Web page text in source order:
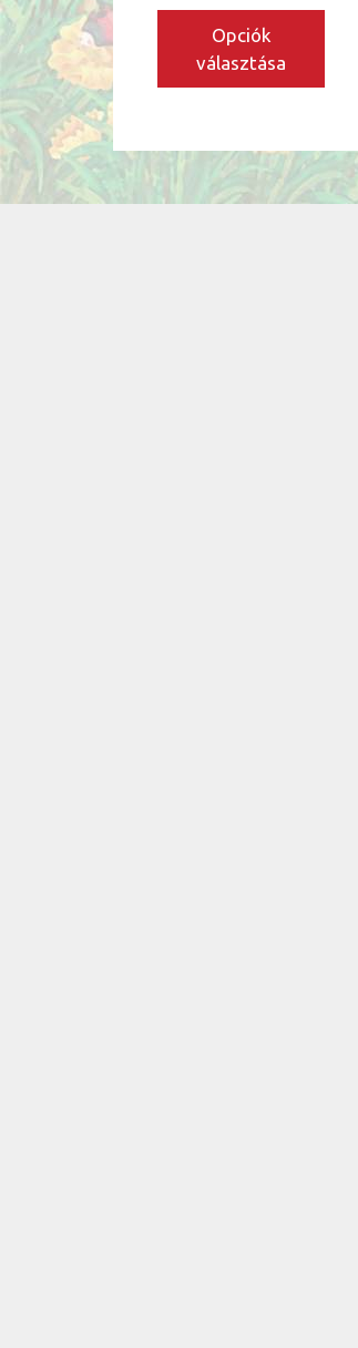
Opciók
választása
ki